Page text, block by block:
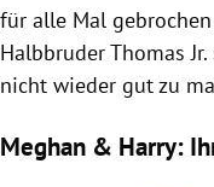
für alle Mal
HalbbruderThomas Jr.
nicht wieder gut zu
Meghan & Harry: